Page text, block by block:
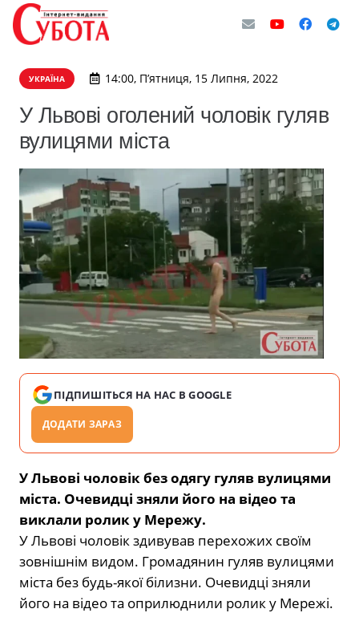
УКРАЇНА 14:00, П’ятниця, 15 Липня, 2022
У Львові оголений чоловік гуляв
вулицями міста
ПІДПИШІТЬСЯ НА НАС В GOOGLE
ДОДАТИ ЗАРАЗ
У Львові чоловік без одягу гуляв вулицями
міста. Очевидці зняли його на відео та
виклали ролик у Мережу.
У Львові чоловік здивував перехожих своїм
зовнішнім видом. Громадянин гуляв вулицями
міста без будь-якої білизни. Очевидці зняли
його на відео та оприлюднили ролик у Мережі.